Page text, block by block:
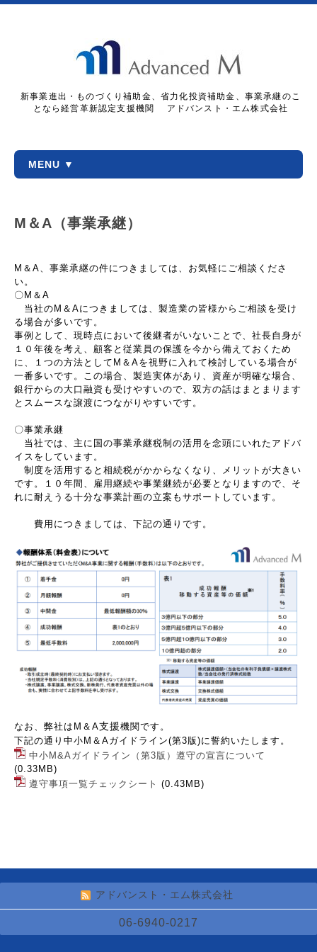
新事業進出・ものづくり補助金、省力化投資補助金、事業承継のこ
となら経営革新認定支援機関 アドバンスト・エム株式会社
MENU ▼
M＆A（事業承継）
M＆A、事業承継の件につきましては、お気軽にご相談くださ
い。
〇M＆A
当社のM＆Aにつきましては、製造業の皆様からご相談を受け
る場合が多いです。
事例として、現時点において後継者がいないことで、社長自身が
１０年後を考え、顧客と従業員の保護を今から備えておくため
に、１つの方法としてM＆Aを視野に入れて検討している場合が
一番多いです。この場合、製造実体があり、資産が明確な場合、
銀行からの大口融資も受けやすいので、双方の話はまとまります
とスムースな譲渡につながりやすいです。
〇事業承継
当社では、主に国の事業承継税制の活用を念頭にいれたアドバ
イスをしています。
制度を活用すると相続税がかからなくなり、メリットが大きい
です。１０年間、雇用継続や事業継続が必要となりますので、そ
れに耐えうる十分な事業計画の立案もサポートしています。
費用につきましては、下記の通りです。
なお、弊社はM＆A支援機関です。
下記の通り中小M＆Aガイドライン(第3版)に誓約いたします。
中小M&Aガイドライン（第3版）遵守の宣言について
(0.33MB)
遵守事項一覧チェックシート (0.43MB)
アドバンスト・エム株式会社
06-6940-0217